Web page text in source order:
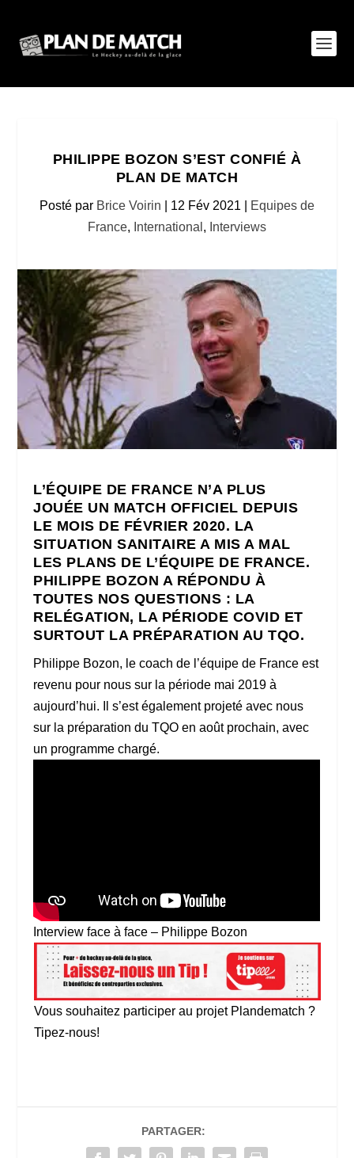
PHILIPPE BOZON S’EST CONFIÉ À
PLAN DE MATCH
Posté par Brice Voirin 12 Fév 2021
Equipes de
France, International , Interviews
L’ÉQUIPE DE FRANCE N’A PLUS
JOUÉE UN MATCH OFFICIEL DEPUIS
LE MOIS DE FÉVRIER 2020. LA
SITUATION SANITAIRE A MIS A MAL
LES PLANS DE L’ÉQUIPE DE FRANCE.
PHILIPPE BOZON A RÉPONDU À
TOUTES NOS QUESTIONS : LA
RELÉGATION, LA PÉRIODE COVID ET
SURTOUT LA PRÉPARATION AU TQO.
Philippe Bozon, le coach de l’équipe de France est
revenu pour nous sur la période mai 2019 à
aujourd’hui. Il s’est également projeté avec nous
sur la préparation du TQO en août prochain, avec
un programme chargé.
Interview face à face – Philippe Bozon
Vous souhaitez participer au projet Plandematch ?
Tipez-nous!
PARTAGER: